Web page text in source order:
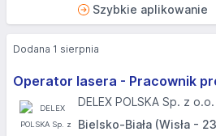
Szybkie aplikowanie
Operator lasera - Pracownik
DELEX POLSKA Sp. z o.o.
Bielsko-Biała (Wisła -
Dodana 1 sierpnia